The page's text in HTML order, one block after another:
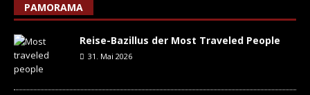
PAMORAMA
Reise-Bazillus der Most Traveled People
31. Mai 2026